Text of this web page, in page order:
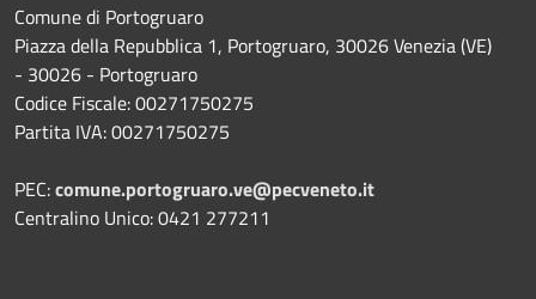
Comune di Portogruaro
Piazza della Repubblica 1, Portogruaro, 30026 Venezia (VE)
- 30026 - Portogruaro
Codice Fiscale: 00271750275
Partita IVA: 00271750275
PEC:comune.portogruaro.ve@pecveneto.it
Centralino Unico: 0421 277211